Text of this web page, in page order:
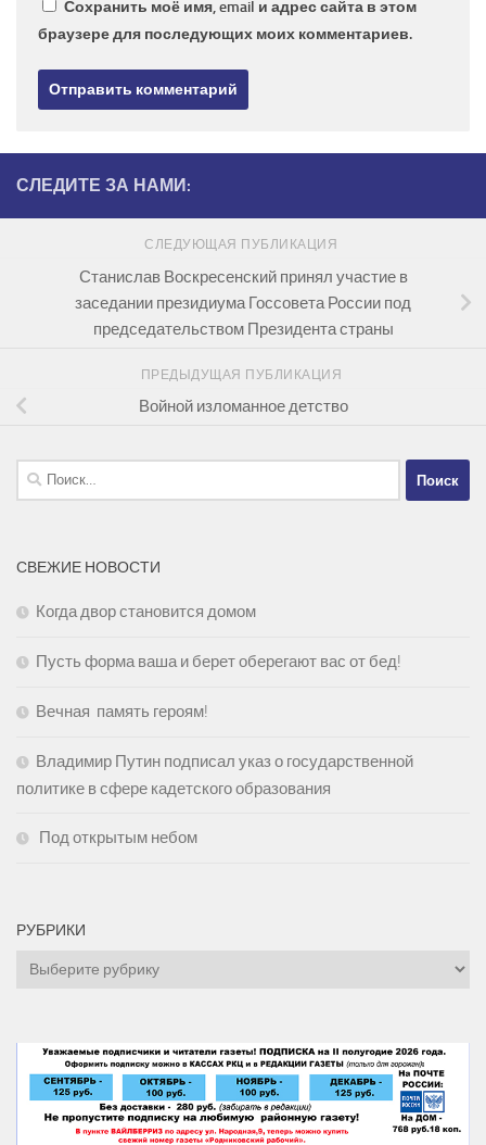
Сохранить моё имя, email и адрес сайта в этом
браузере для последующих моих комментариев.
СЛЕДИТЕ ЗА НАМИ:
СЛЕДУЮЩАЯ ПУБЛИКАЦИЯ
Станислав Воскресенский принял участие в
заседании президиума Госсовета России под
председательством Президента страны
ПРЕДЫДУЩАЯ ПУБЛИКАЦИЯ
Войной изломанное детство
Найти:
СВЕЖИЕ НОВОСТИ
Когда двор становится домом
Пусть форма ваша и берет оберегают вас от бед!
Вечная память героям!
Владимир Путин подписал указ о государственной
политике в сфере кадетского образования
Под открытым небом
РУБРИКИ
Рубрики